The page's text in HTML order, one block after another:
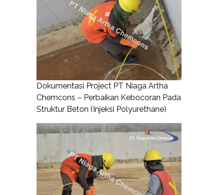
Dokumentasi Project PT Niaga Artha
Chemcons – Perbaikan Kebocoran Pada
Struktur Beton (Injeksi Polyurethane)